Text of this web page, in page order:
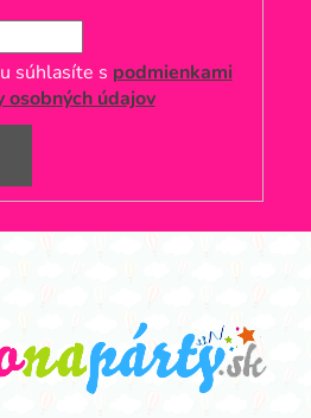
súhlasíte s podmienkami
osobných údajov